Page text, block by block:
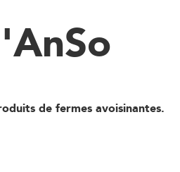
de fermes avoisinantes.